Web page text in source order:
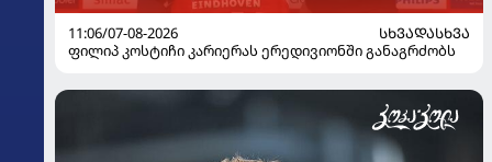
11:06/07-08-2026
ᲡᲮᲕᲐᲓᲐᲡᲮᲕᲐ
ფილიპ კოსტიჩი კარიერას ერედივიონში განაგრძობს